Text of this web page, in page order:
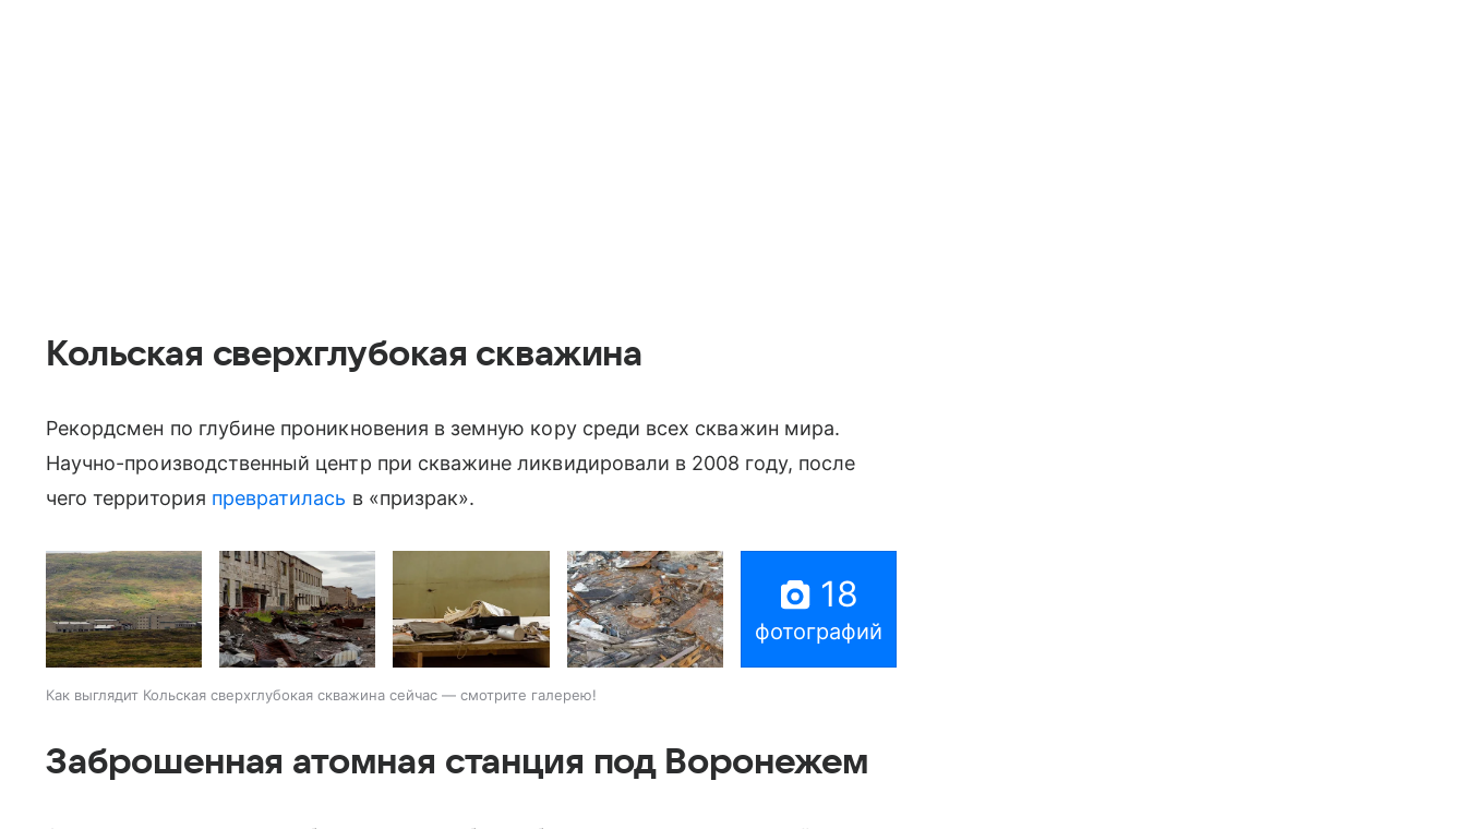
Кольская сверхглубокая скважина
Рекордсмен по глубине проникновения в земную кору среди всех скважин мира.
Научно-производственный центр при скважине ликвидировали в 2008 году, после
чего территория превратилась в «призрак».
18
фотографий
Как выглядит Кольская сверхглубокая скважина сейчас — смотрите галерею!
Заброшенная атомная станция под Воронежем